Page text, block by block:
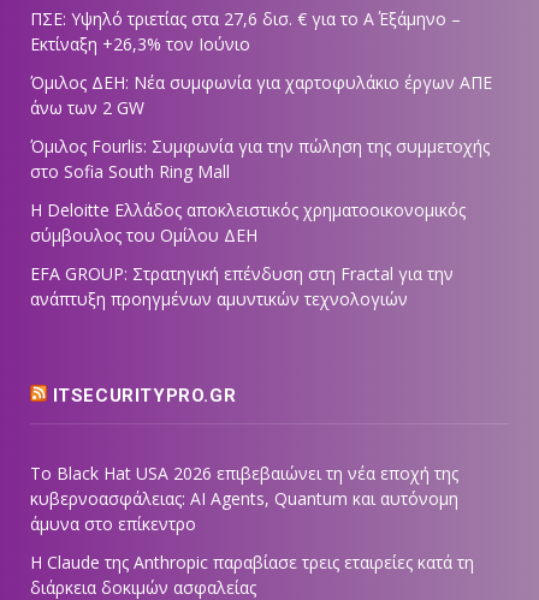
ΠΣΕ: Υψηλό τριετίας στα 27,6 δισ. € για το Α΄ Εξάμηνο –
Εκτίναξη +26,3% τον Ιούνιο
Όμιλος ΔΕΗ: Νέα συμφωνία για χαρτοφυλάκιο έργων ΑΠΕ
άνω των 2 GW
Όμιλος Fourlis: Συμφωνία για την πώληση της συμμετοχής
στο Sofia South Ring Mall
Η Deloitte Ελλάδος αποκλειστικός χρηματοοικονομικός
σύμβουλος του Ομίλου ΔΕΗ
EFA GROUP: Στρατηγική επένδυση στη Fractal για την
ανάπτυξη προηγμένων αμυντικών τεχνολογιών
ITSECURITYPRO.GR
Το Black Hat USA 2026 επιβεβαιώνει τη νέα εποχή της
κυβερνοασφάλειας: AI Agents, Quantum και αυτόνομη
άμυνα στο επίκεντρο
Η Claude της Anthropic παραβίασε τρεις εταιρείες κατά τη
διάρκεια δοκιμών ασφαλείας